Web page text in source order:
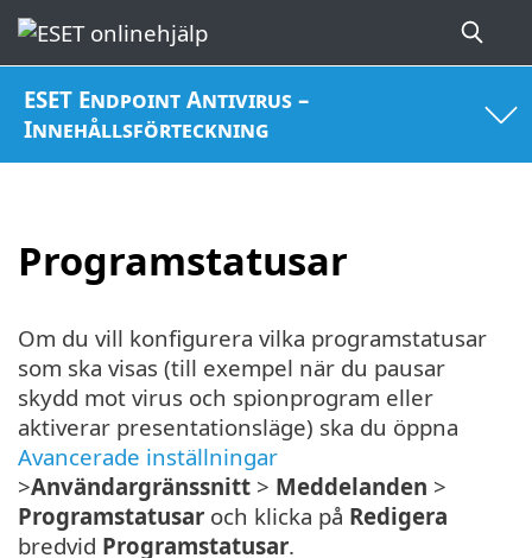
ESET Endpoint Antivirus –
Innehållsförteckning
Programstatusar
Om du vill konfigurera vilka programstatusar
som ska visas (till exempel när du pausar
skydd mot virus och spionprogram eller
aktiverar presentationsläge) ska du öppna
Avancerade inställningar
>Användargränssnitt > Meddelanden >
Programstatusar och klicka på Redigera
bredvid Programstatusar.